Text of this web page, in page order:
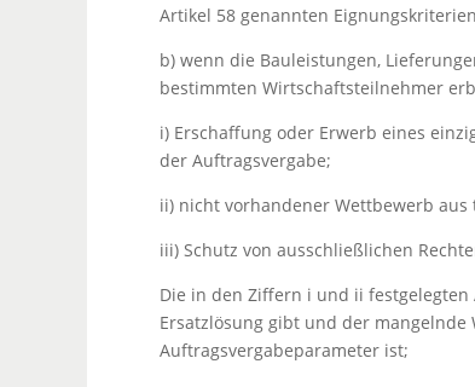
Artikel 58 genannten
b) wenn die Bauleistungen,
bestimmten Wirtschaftsteilnehmer
i) Erschaffung oder Erwerb eines
der Auftragsvergabe;
ii) nicht vorhandener Wettbewerb aus
iii) Schutz von ausschließlichen
Die in den Ziffern i und ii
Ersatzlösung gibt und der
Auftragsvergabeparameter ist;